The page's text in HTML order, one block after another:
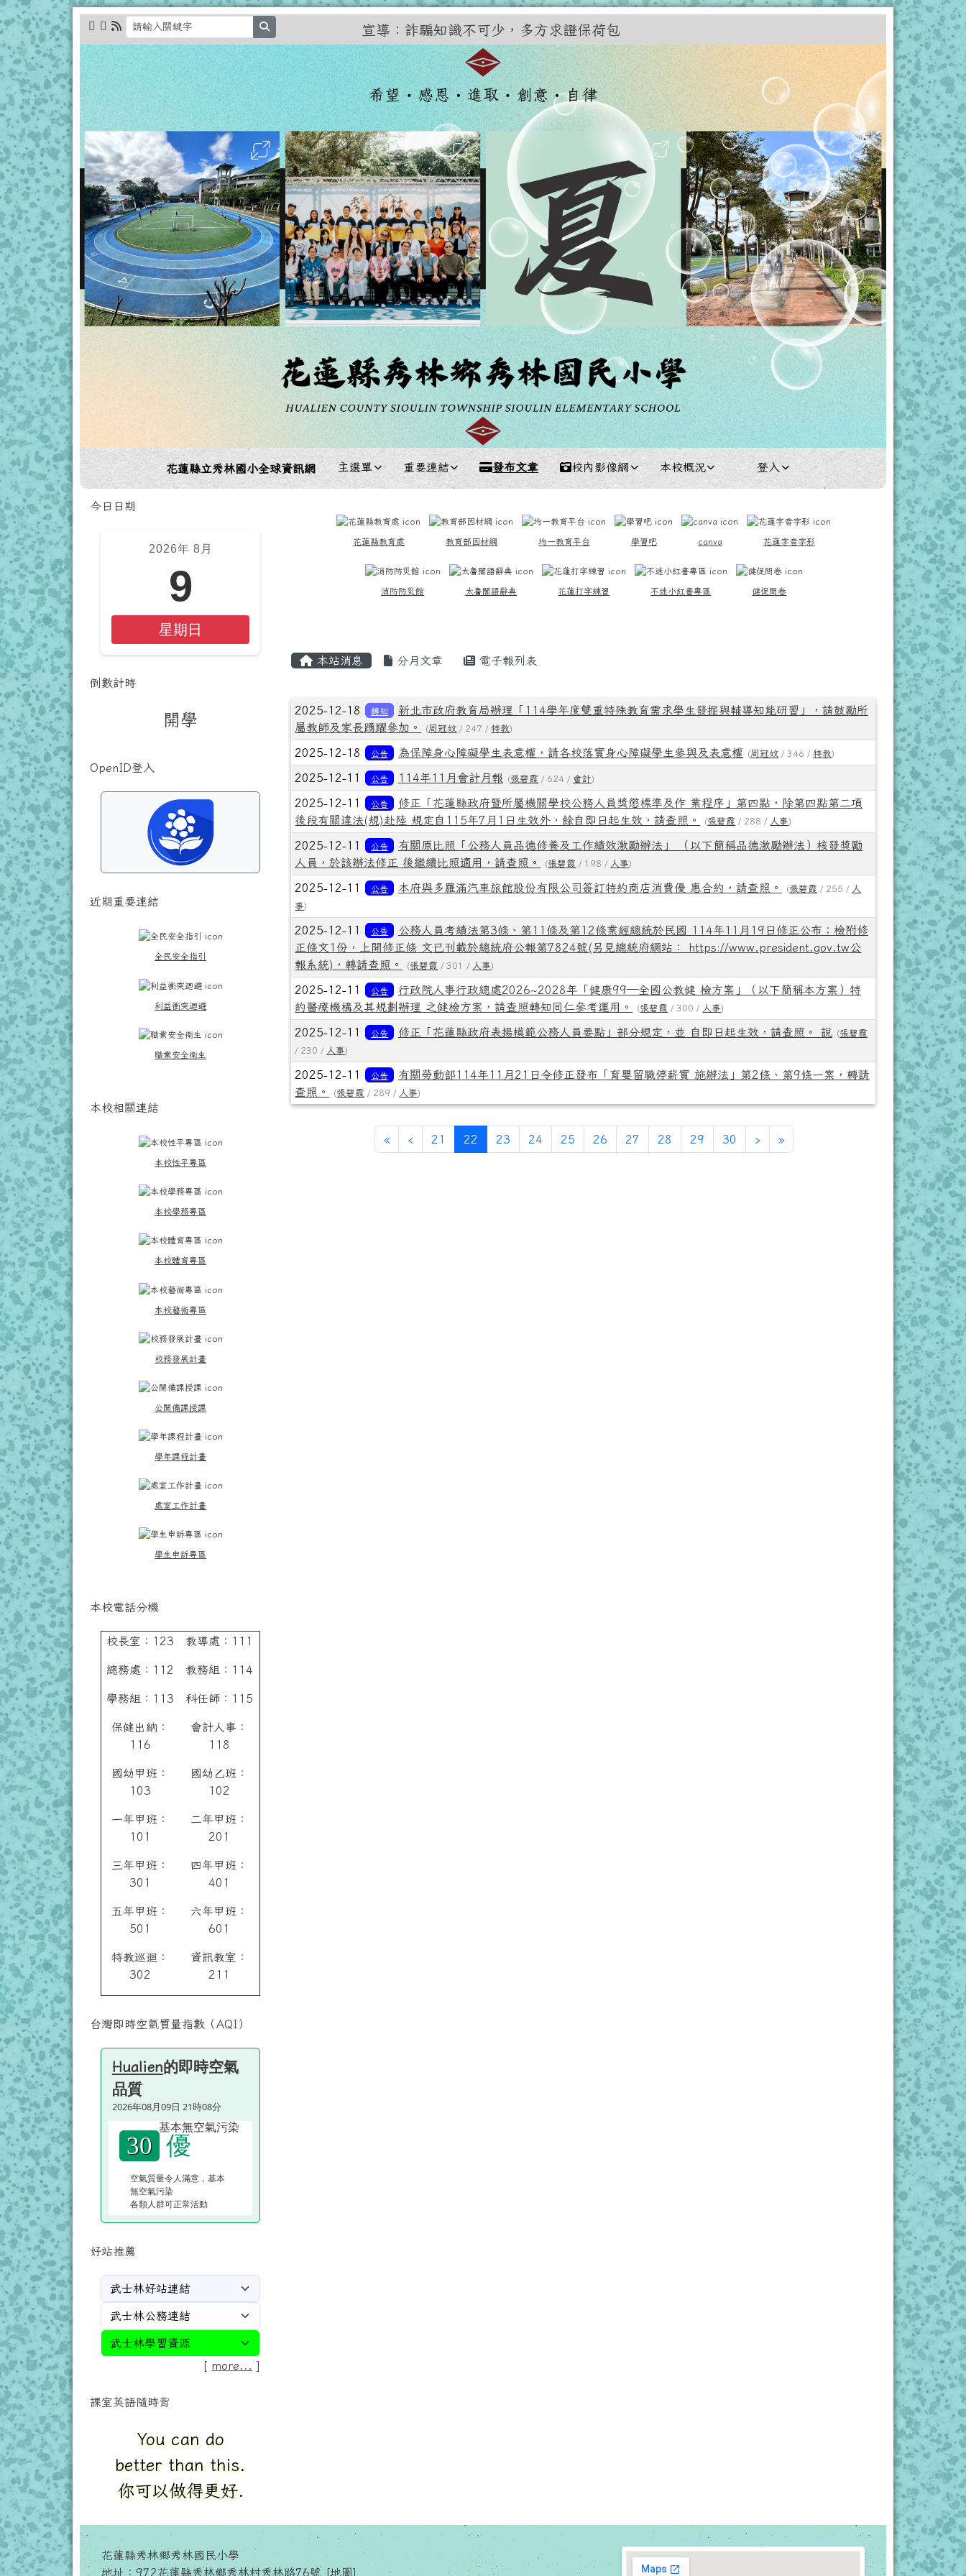
跳至主內容區
花蓮縣立秀林國小全球資訊網宣導：詐騙知識不可少，多方求證保荷包
導覽列 花蓮縣立秀林國小全球資訊網 主選單 重要連結 發布文章 校內影像網 本校概況 登入
左邊區域內容
今日日期
2026年 8月
9
星期日
倒數計時
開學
OpenID登入
近期重要連結
全民安全指引
利益衝突迴避
職業安全衛生
本校相關連結
本校性平專區
本校學務專區
本校體育專區
本校藝術專區
校務發展計畫
公開備課授課
學年課程計畫
處室工作計畫
學生申訴專區
本校電話分機
校長室：123
總務處：112
學務組：113
保健出納：
116
國幼甲班：
103
一年甲班：
101
三年甲班：
301
五年甲班：
501
特教巡迴：
302
教導處：111
教務組：114
科任師：115
會計人事：
118
國幼乙班：
102
二年甲班：
201
四年甲班：
401
六年甲班：
601
資訊教室：
211
台灣即時空氣質量指數（AQI）
Hualien的即時空氣
品質
2026年08月09日 21時08分
30 優
空氣質量令人滿意，基本
無空氣污染
各類人群可正常活動
好站推薦
[ more... ]
課室英語隨時背
Go back to your
seat, please.
請回到你的座位.
上中區域內容
花蓮縣教育處 教育部因材網 均一教育平台 學習吧 canva 花蓮字音字形
消防防災館 太魯閣語辭典 花蓮打字練習 不迷小紅書專區 健促問卷
主內容區域
本站消息 分月文章 電子報列表
文章列表
2025-12-18 轉知
新北市政府教育局辦理「114學年度雙重特殊教育需求學生發掘與輔導知能研習」，請鼓勵所
屬教師及家長踴躍參加。
(周冠妏 / 247 /特教)
2025-12-18 公告 為保障身心障礙學生表意權，請各校落實身心障礙學生參與及表意權 (周冠妏/ 346 / 特教)
2025-12-11 公告 114年11月會計月報 (張碧霞 / 624 / 會計)
2025-12-11 公告
修正「花蓮縣政府暨所屬機關學校公務人員獎懲標準及作 業程序」第四點，除第四點第二項
後段有關違法(規)赴陸 規定自115年7月1日生效外，餘自即日起生效，請查照。
(張碧霞 / 288 / 人事)
2025-12-11 公告
有關原比照「公務人員品德修養及工作績效激勵辦法」 （以下簡稱品德激勵辦法）核發獎勵
人員，於該辦法修正 後繼續比照適用，請查照。
(張碧霞 / 198 / 人事)
2025-12-11 公告 本府與多羅滿汽車旅館股份有限公司簽訂特約商店消費優 惠合約，請查照。 (張碧霞 / 255 / 人
事)
2025-12-11 公告
公務人員考績法第3條、第11條及第12條業經總統於民國 114年11月19日修正公布；檢附修
正條文1份，上開修正條 文已刊載於總統府公報第7824號(另見總統府網站： https://www.president.gov.tw公
報系統)，轉請查照。
(張碧霞 / 301 / 人事)
2025-12-11 公告
行政院人事行政總處2026~2028年「健康99—全國公教健 檢方案」（以下簡稱本方案）特
約醫療機構及其規劃辦理 之健檢方案，請查照轉知同仁參考運用。
(張碧霞 / 300 / 人事)
2025-12-11 公告 修正「花蓮縣政府表揚模範公務人員要點」部分規定，並 自即日起生效，請查照。 說 (張碧霞
/ 230 / 人事)
2025-12-11 公告
有關勞動部114年11月21日令修正發布「育嬰留職停薪實 施辦法」第2條、第9條一案，轉請
查照。
(張碧霞 / 289 / 人事)
«第一頁
‹上一頁
21 22 (目前頁次)
23 24 25 26 27 28 29 30 ›下一頁
»最後頁
頁尾區域
花蓮縣秀林鄉秀林國民小學
地址：972花蓮縣秀林鄉秀林村秀林路76號 [地圖]